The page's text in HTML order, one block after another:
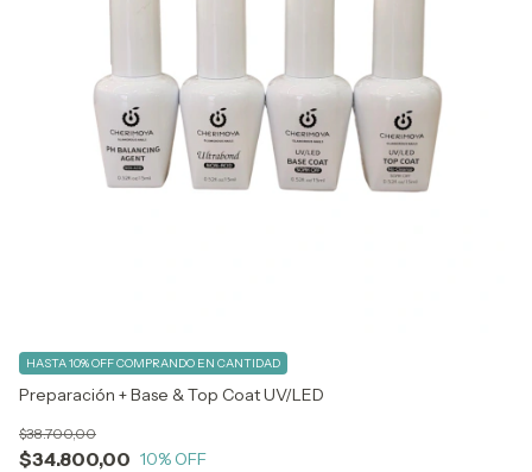
Preparación + Base & Top Coat UV/LED
$34.800,00
$38.700,00
10% OFF
HASTA 10% OFFCOMPRANDO EN CANTIDAD